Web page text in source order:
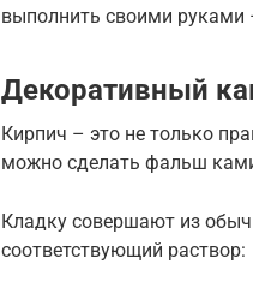
выполнить своими руками
Декоративный
Кирпич – это не только
можно сделать фальш
Кладку совершают из
соответствующий раствор: